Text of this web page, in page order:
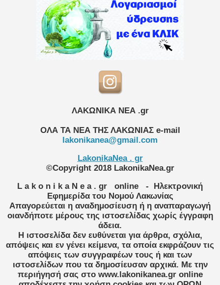
ΛΑΚΩΝΙΚΑ ΝΕΑ .gr
ΟΛΑ ΤΑ ΝΕΑ ΤΗΣ ΛΑΚΩΝΙΑΣ e-mail
lakonikanea@gmail.com
LakonikaNea . gr
©Copyright 2018 LakonikaNea.gr
L a k o n i k a N e a . gr
online
- Ηλεκτρονική
Εφημερίδα του Νομού Λακωνίας
Απαγορεύεται η αναδημοσίευση ή η αναπαραγωγή
οιανδήποτε μέρους της ιστοσελίδας χωρίς έγγραφη
άδεια.
Η ιστοσελίδα δεν ευθύνεται για άρθρα, σχόλια,
απόψεις και εν γένει κείμενα, τα οποία εκφράζουν τις
απόψεις των συγγραφέων τους ή και των
ιστοσελίδων που τα δημοσίευσαν αρχικά. Με την
περιήγησή σας στο www.lakonikanea.gr online